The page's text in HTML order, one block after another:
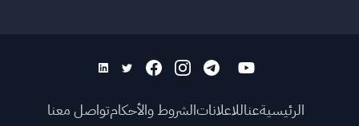
الرئيسيةعناللاعلاناتالشروط والأحكامتواصل معنا